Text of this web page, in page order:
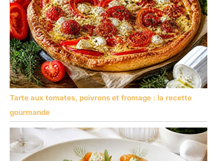
Tarte aux tomates, poivrons et fromage : la recette
gourmande